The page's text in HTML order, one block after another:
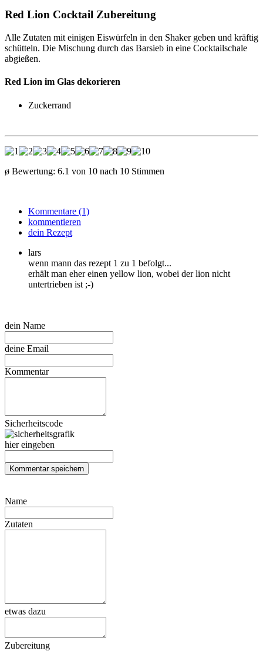
Red Lion Cocktail Zubereitung
Alle Zutaten mit einigen Eiswürfeln in den Shaker geben und kräftig
schütteln. Die Mischung durch das Barsieb in eine Cocktailschale
abgießen.
Red Lion im Glas dekorieren
Zuckerrand
ø Bewertung: 6.1 von 10 nach 10 Stimmen
Kommentare (1)
kommentieren
dein Rezept
lars
wenn mann das rezept 1 zu 1 befolgt...
erhält man eher einen yellow lion, wobei der lion nicht
untertrieben ist ;-)
dein Name
deine Email
Kommentar
Sicherheitscode
hier eingeben
Name
Zutaten
etwas dazu
Zubereitung